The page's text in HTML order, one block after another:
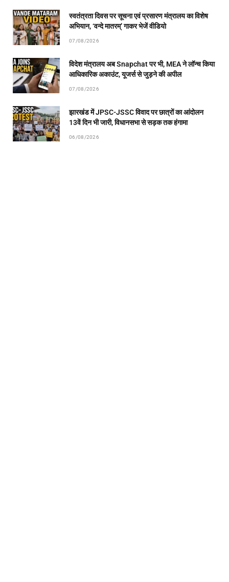
स्वतंत्रता दिवस पर सूचना एवं प्रसारण मंत्रालय का विशेष
अभियान, ‘वन्दे मातरम्’ गाकर भेजें वीडियो
07/08/2026
विदेश मंत्रालय अब Snapchat पर भी, MEA ने लॉन्च किया
आधिकारिक अकाउंट, यूजर्स से जुड़ने की अपील
07/08/2026
झारखंड में JPSC-JSSC विवाद पर छात्रों का आंदोलन
13वें दिन भी जारी, विधानसभा से सड़क तक हंगामा
06/08/2026